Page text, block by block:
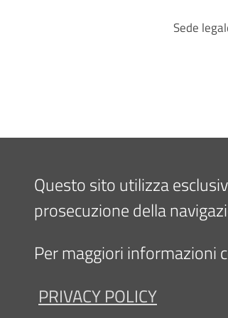
Sede
Questo sito utilizza
prosecuzione della
Per maggiori informazioni
PRIVACY POLICY